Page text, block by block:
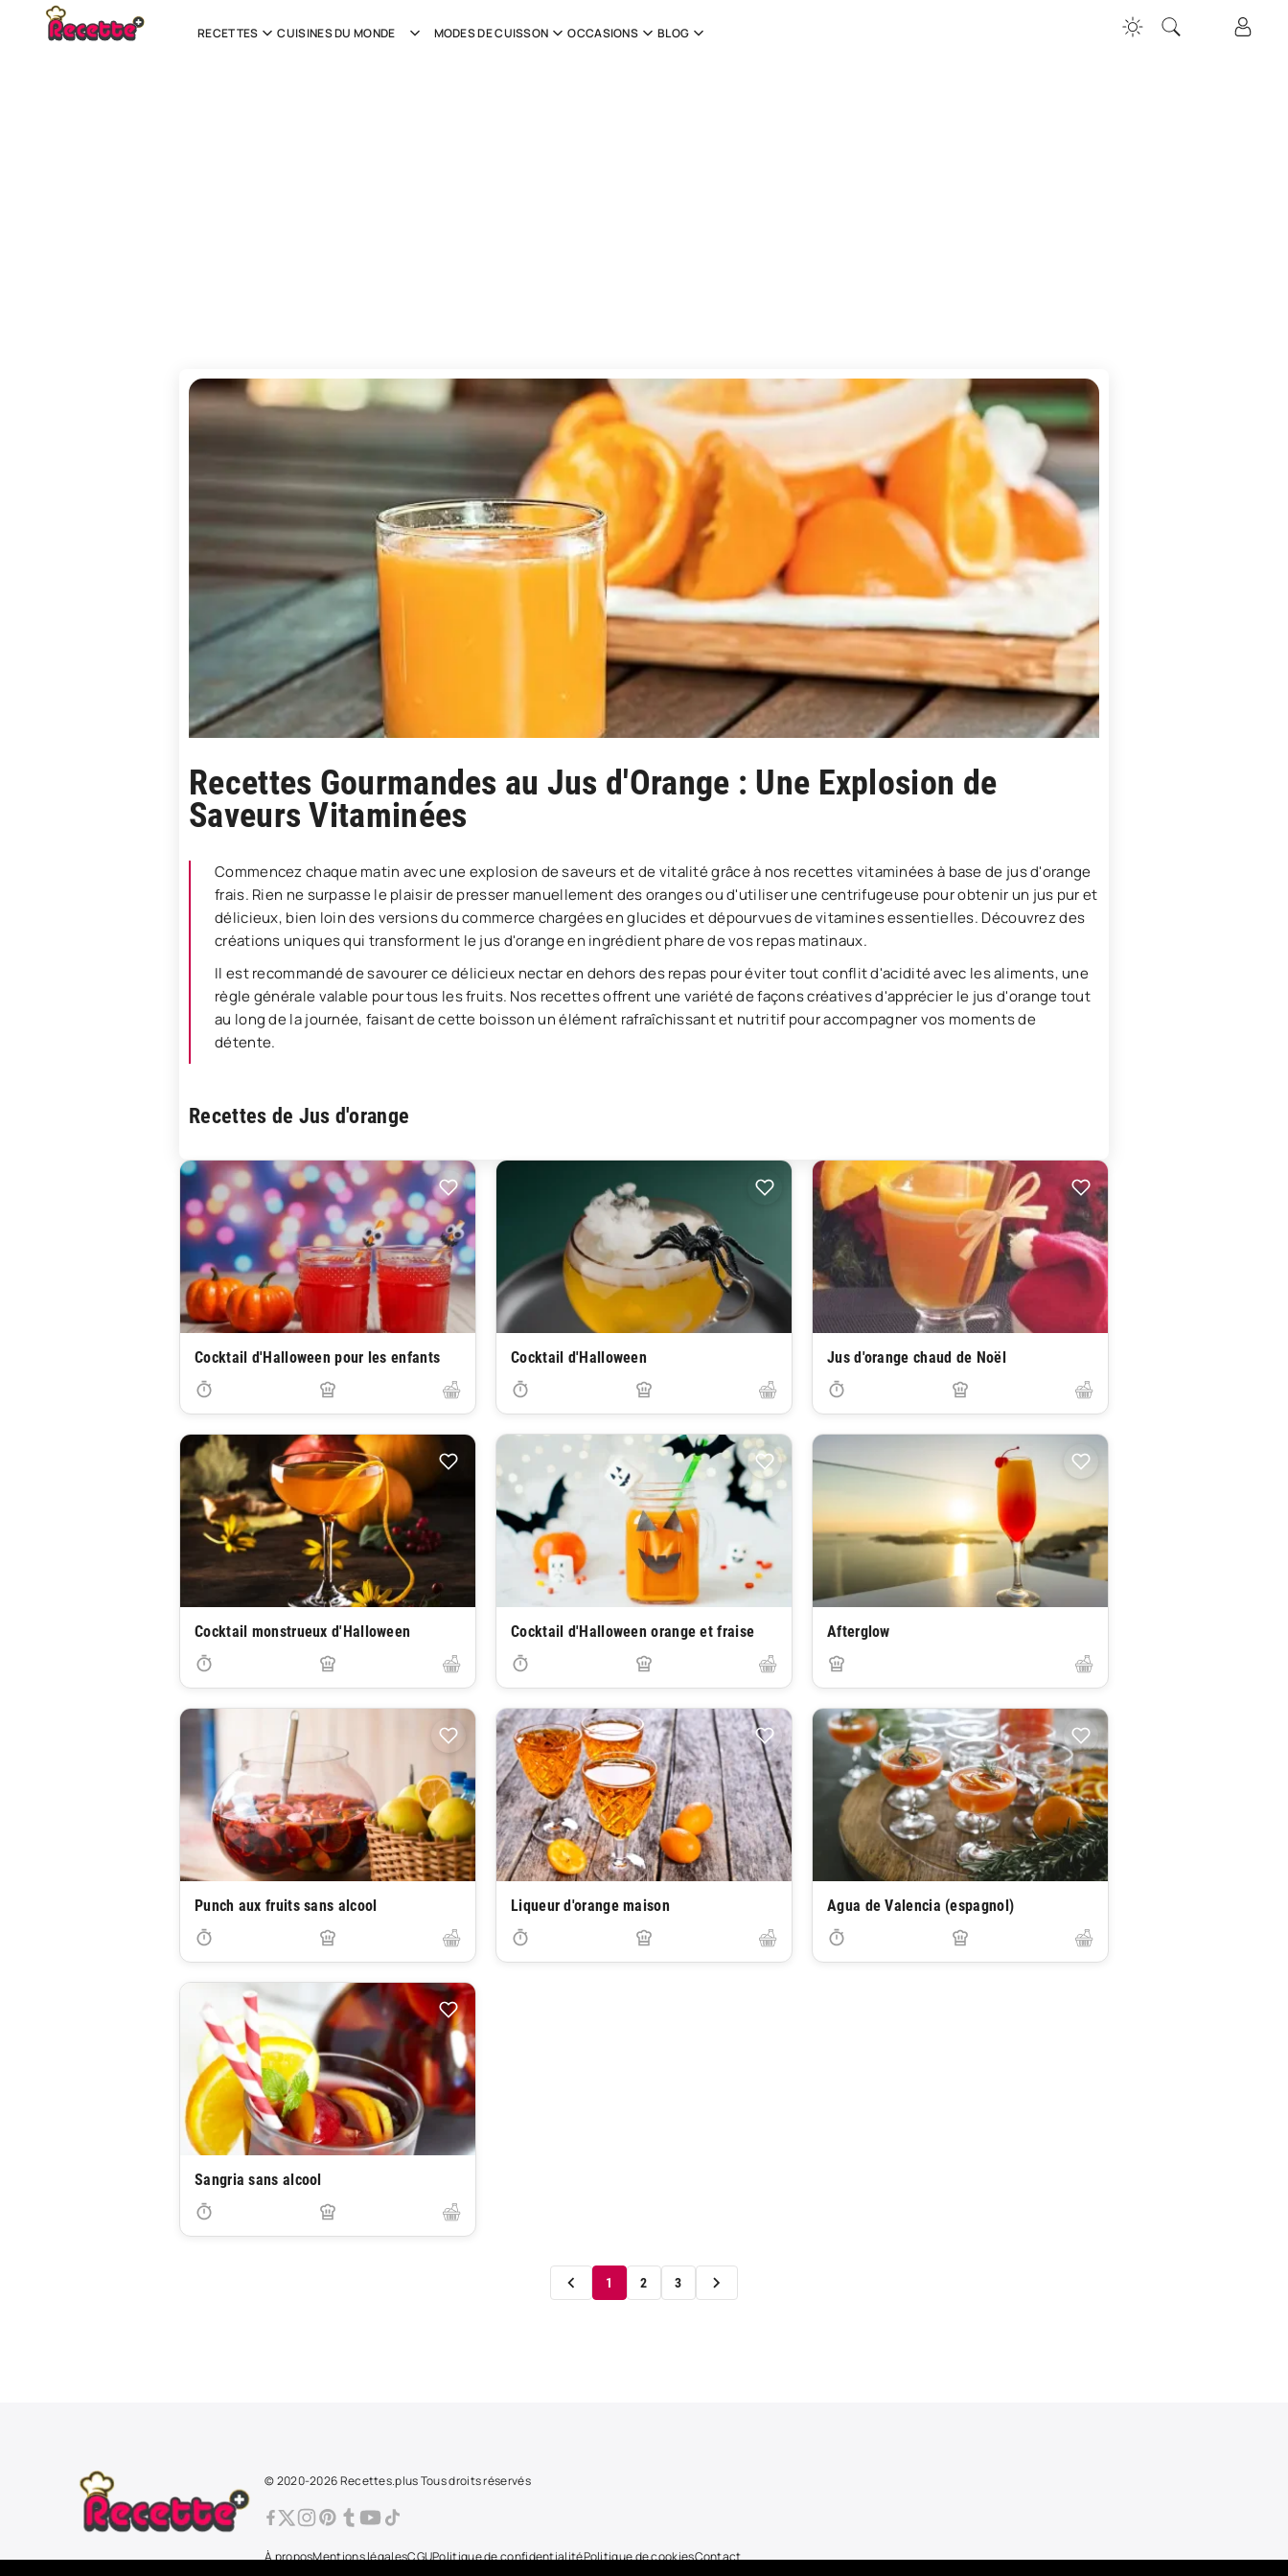
RECETTES CUISINES DU MONDE MODES DE CUISSON OCCASIONS BLOG
Recettes Gourmandes au Jus d'Orange : Une Explosion de
Saveurs Vitaminées
Commencez chaque matin avec une explosion de saveurs et de vitalité grâce à nos recettes vitaminées à base de jus d'orange
frais. Rien ne surpasse le plaisir de presser manuellement des oranges ou d'utiliser une centrifugeuse pour obtenir un jus pur et
délicieux, bien loin des versions du commerce chargées en glucides et dépourvues de vitamines essentielles. Découvrez des
créations uniques qui transforment le jus d'orange en ingrédient phare de vos repas matinaux.
Il est recommandé de savourer ce délicieux nectar en dehors des repas pour éviter tout conflit d'acidité avec les aliments, une
règle générale valable pour tous les fruits. Nos recettes offrent une variété de façons créatives d'apprécier le jus d'orange tout
au long de la journée, faisant de cette boisson un élément rafraîchissant et nutritif pour accompagner vos moments de
détente.
Recettes de Jus d'orange
Cocktail d'Halloween pour les enfants Cocktail d'Halloween Jus d'orange chaud de Noël
Cocktail monstrueux d'Halloween Cocktail d'Halloween orange et fraise Afterglow
Punch aux fruits sans alcool Liqueur d'orange maison Agua de Valencia (espagnol)
Sangria sans alcool
1 2 3
© 2020-2026 Recettes.plus Tous droits réservés
À proposMentions légalesCGUPolitique de confidentialitéPolitique de cookiesContact